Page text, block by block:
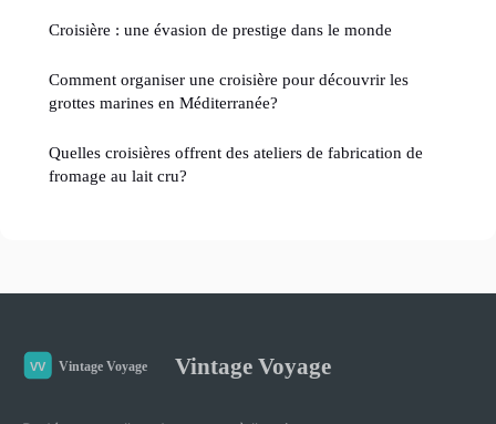
Croisière : une évasion de prestige dans le monde
Comment organiser une croisière pour découvrir les
grottes marines en Méditerranée?
Quelles croisières offrent des ateliers de fabrication de
fromage au lait cru?
Vintage Voyage